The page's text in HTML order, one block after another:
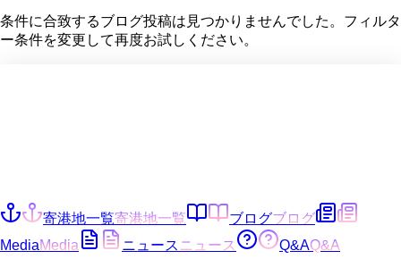
条件に合致するブログ投稿は見つかりませんでした。フィルタ
ー条件を変更して再度お試しください。
寄港地一覧寄港地一覧 ブログブログ
MediaMedia ニュース ニュース Q&AQ&A